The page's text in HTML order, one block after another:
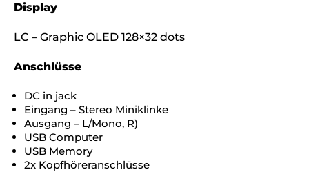
Display
LC – Graphic OLED 128×32 dots
Anschlüsse
DC in jack
Eingang – Stereo Miniklinke
Ausgang – L/Mono, R)
USB Computer
USB Memory
2x Kopfhöreranschlüsse